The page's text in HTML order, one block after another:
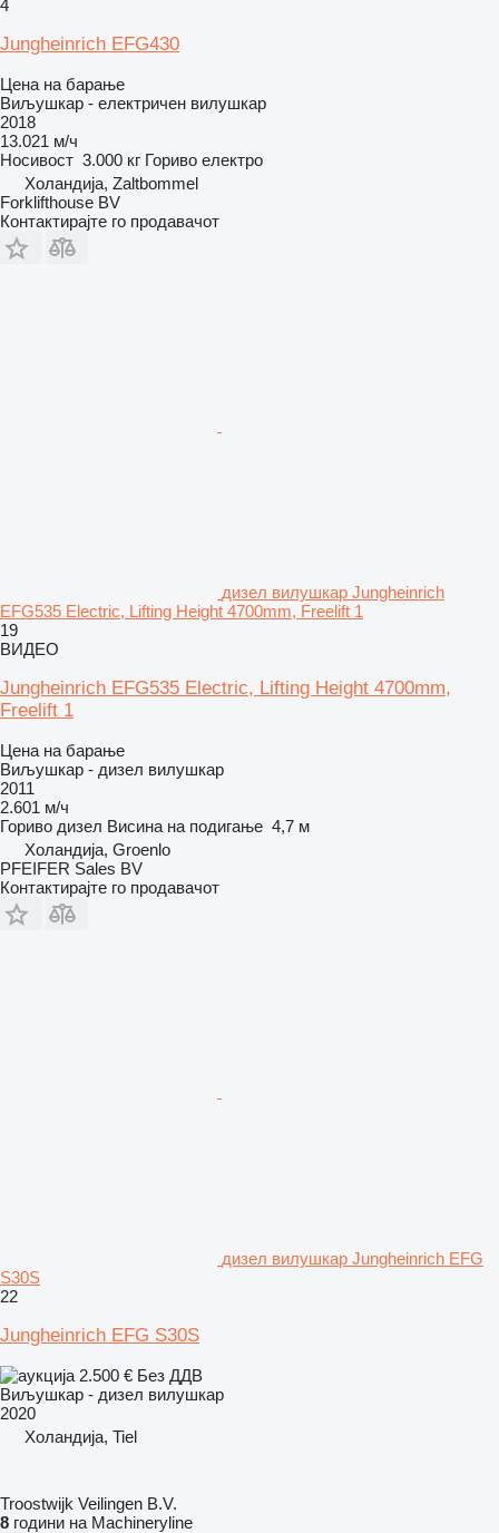
4
Jungheinrich EFG430
Цена на барање
Виљушкар - електричен вилушкар
2018
13.021 м/ч
Носивост 3.000 кг Гориво електро
Холандија, Zaltbommel
Forklifthouse BV
Контактирајте го продавачот
дизел вилушкар Jungheinrich
EFG535 Electric, Lifting Height 4700mm, Freelift 1
19
ВИДЕО
Jungheinrich EFG535 Electric, Lifting Height 4700mm,
Freelift 1
Цена на барање
Виљушкар - дизел вилушкар
2011
2.601 м/ч
Гориво дизел Висина на подигање 4,7 м
Холандија, Groenlo
PFEIFER Sales BV
Контактирајте го продавачот
дизел вилушкар Jungheinrich EFG
S30S
22
Jungheinrich EFG S30S
2.500 € Без ДДВ
Виљушкар - дизел вилушкар
2020
Холандија, Tiel
Troostwijk Veilingen B.V.
8 години на Machineryline